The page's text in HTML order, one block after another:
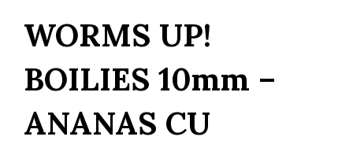
WORMS UP!
BOILIES 10mm –
ANANAS CU